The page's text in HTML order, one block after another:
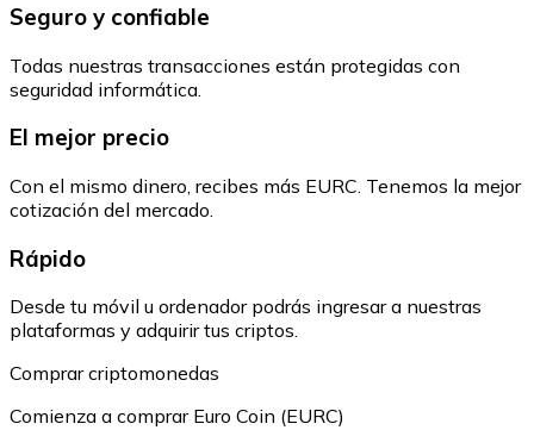
Seguro y confiable
Todas nuestras transacciones están protegidas con
seguridad informática.
El mejor precio
Con el mismo dinero, recibes más EURC. Tenemos la mejor
cotización del mercado.
Rápido
Desde tu móvil u ordenador podrás ingresar a nuestras
plataformas y adquirir tus criptos.
Comprar criptomonedas
Comienza a comprar Euro Coin (EURC)